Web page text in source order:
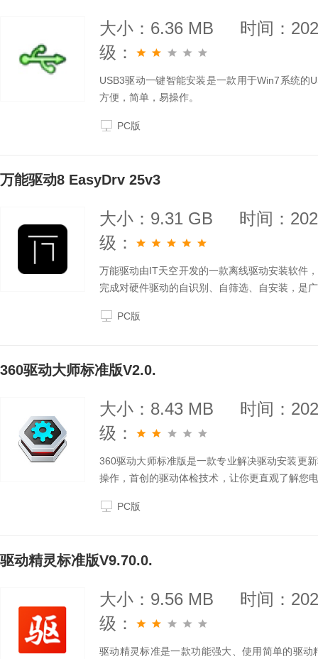
大小：6.36 MB
时间：
级：
USB3驱动一键智能安装是一款用于Win7系统的
方便，简单，易操作。
PC版
万能驱动8 EasyDrv 25v3
大小：9.31 GB
时间：
级：
万能驱动由IT天空开发的一款离线驱动安装软件
完成对硬件驱动的自识别、自筛选、自安装，是
PC版
360驱动大师标准版V2.0.
大小：8.43 MB
时间：
级：
360驱动大师标准版是一款专业解决驱动安装更
操作，首创的驱动体检技术，让你更直观了解您
PC版
驱动精灵标准版V9.70.0.
大小：9.56 MB
时间：
级：
驱动精灵标准是一款功能强大、使用简单的驱